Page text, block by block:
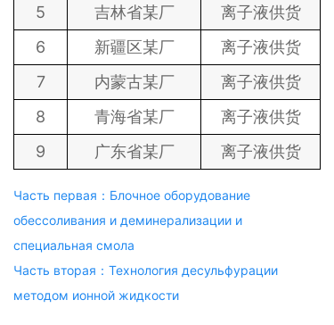
5
吉林省某厂
离子液供货
6
新疆区某厂
离子液供货
7
内蒙古某厂
离子液供货
8
青海省某厂
离子液供货
9
广东省某厂 离子液供货
Часть первая：Блочное оборудование
обессоливания и деминерализации и
специальная смола
Часть вторая：Технология десульфурации
методом ионной жидкости